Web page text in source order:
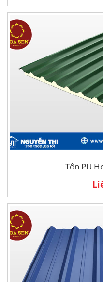
Tôn PU